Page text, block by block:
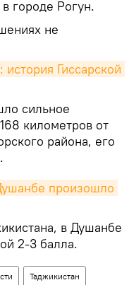
городе Рогун.
не
Гиссарской
сильное
километров от
района, его
произошло
в Душанбе
2-3 балла.
Таджикистан